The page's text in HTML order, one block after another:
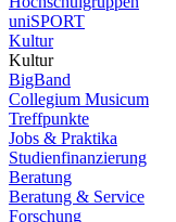
uniSPORT
Kultur
Kultur
BigBand
Collegium Musicum
Treffpunkte
Jobs & Praktika
Studienfinanzierung
Beratung
Beratung & Service
Forschung